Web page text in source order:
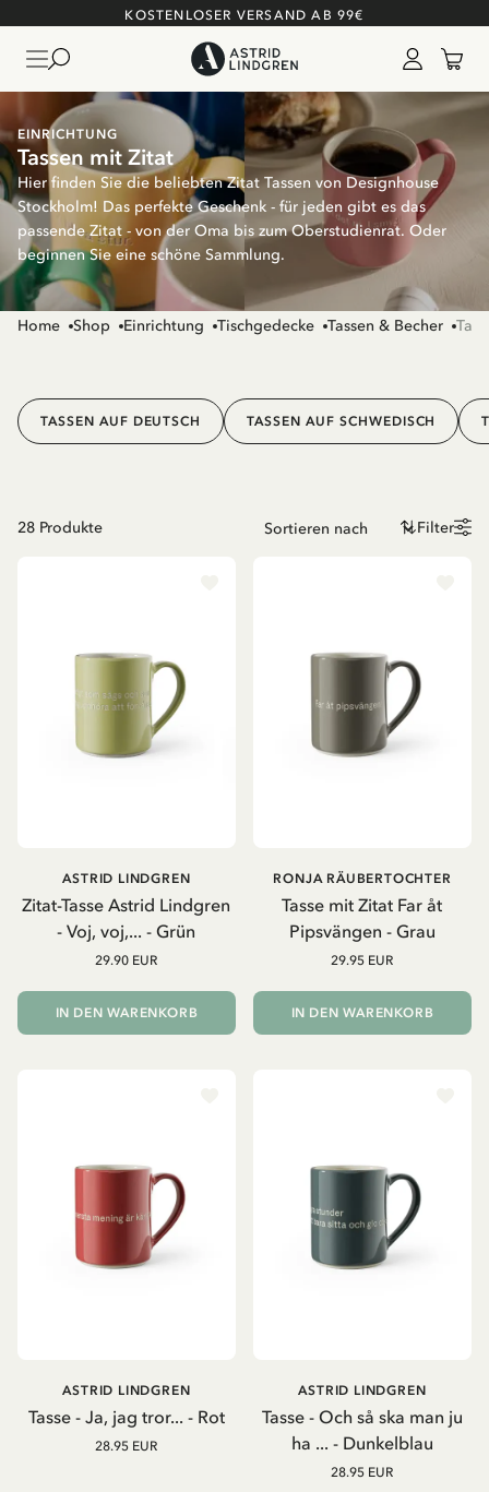
KOSTENLOSER VERSAND AB 99€
EINRICHTUNG
Tassen mit Zitat
Hier finden Sie die beliebten Zitat Tassen von Designhouse
Stockholm! Das perfekte Geschenk - für jeden gibt es das
passende Zitat - von der Oma bis zum Oberstudienrat. Oder
beginnen Sie eine schöne Sammlung.
Home Shop Einrichtung Tischgedecke Tassen & Becher
TASSEN AUF DEUTSCH TASSEN AUF SCHWEDISCH
28 Produkte Filter
Zitat-Tasse Astrid Lindgren
- Voj, voj,... - Grün
ASTRID LINDGREN
29.90 EUR
IN DEN WARENKORB
Tasse mit Zitat Far åt
Pipsvängen - Grau
RONJA RÄUBERTOCHTER
29.95 EUR
IN DEN WARENKORB
Tasse - Ja, jag tror... - Rot
ASTRID LINDGREN
28.95 EUR
Tasse - Och så ska man ju
ha ... - Dunkelblau
ASTRID LINDGREN
28.95 EUR